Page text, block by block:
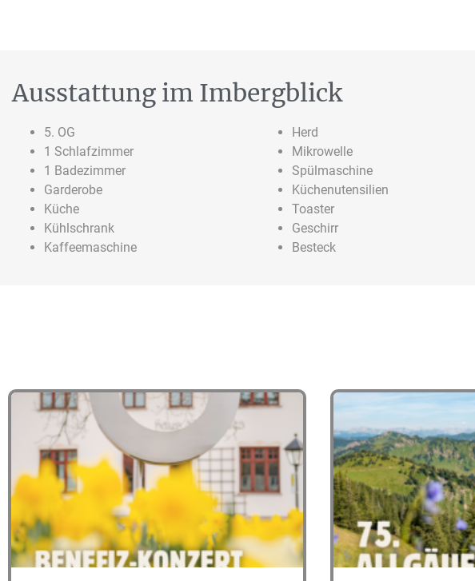
Ausstattung im Imbergblick
5. OG
1 Schlafzimmer
1 Badezimmer
Garderobe
Küche
Kühlschrank
Kaffeemaschine
Herd
Mikrowelle
Spülmaschine
Küchenutensilien
Toaster
Geschirr
Besteck